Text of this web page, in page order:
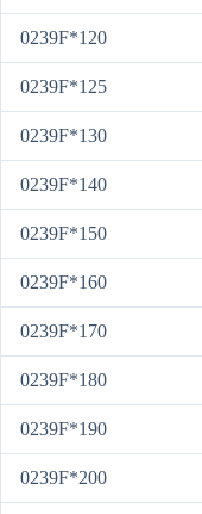
0239F*120
0239F*125
0239F*130
0239F*140
0239F*150
0239F*160
0239F*170
0239F*180
0239F*190
0239F*200